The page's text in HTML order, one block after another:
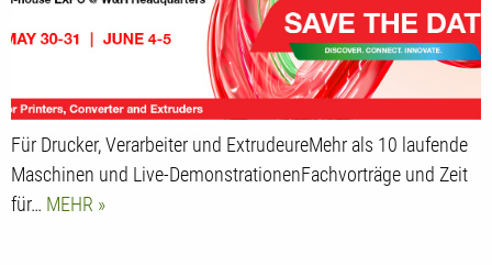
Für Drucker, Verarbeiter und ExtrudeureMehr als 10 laufende
Maschinen und Live-DemonstrationenFachvorträge und Zeit
für… MEHR